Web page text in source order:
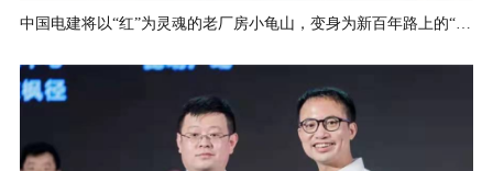
中国电建将以“红”为灵魂的老厂房小龟山，变身为新百年路上的“金融小镇”